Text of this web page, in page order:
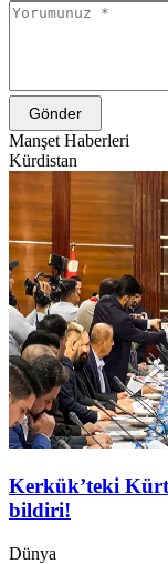
Gönder
Manşet Haberleri
Kürdistan
Kerkük’teki
bildiri!
Dünya